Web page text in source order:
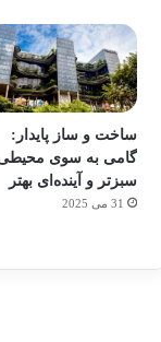
ساخت و ساز پایدار:
گامی به سوی
سبزتر و آینده‌ای بهتر
31 می 2025